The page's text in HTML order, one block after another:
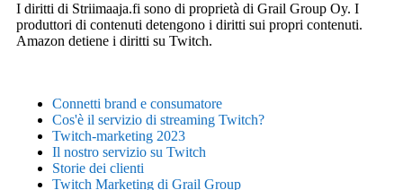
I diritti di Striimaaja.fi sono di proprietà di Grail Group Oy. I
produttori di contenuti detengono i diritti sui propri contenuti.
Amazon detiene i diritti su Twitch.
Connetti brand e consumatore
Cos'è il servizio di streaming Twitch?
Twitch-marketing 2023
Il nostro servizio su Twitch
Storie dei clienti
Twitch Marketing di Grail Group